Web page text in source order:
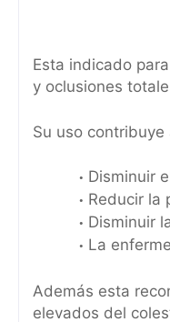
Esta indicado
y oclusiones
Su uso contribuye
Disminuir
Reducir la
Disminuir
La
Además esta
elevados del